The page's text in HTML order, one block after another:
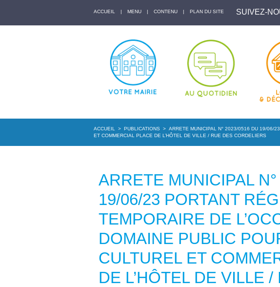
ACCUEIL | MENU | CONTENU | PLAN DU SITE SUIVEZ-
ACCUEIL > PUBLICATIONS > ARRETE MUNICIPAL N° 2023/0516 DU 19/06/
ET COMMERCIAL PLACE DE L’HÔTEL DE VILLE / RUE DES CORDELIERS
ARRETE MUNICIPAL
19/06/23 PORTANT
TEMPORAIRE DE
DOMAINE PUBLIC
CULTUREL ET
DE L’HÔTEL DE VILLE